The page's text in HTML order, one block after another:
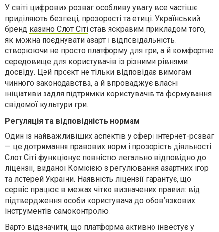
У світі цифрових розваг особливу увагу все частіше
приділяють безпеці, прозорості та етиці. Український
бренд казино Слот Сіті став яскравим прикладом того,
як можна поєднувати азарт і відповідальність,
створюючи не просто платформу для гри, а й комфортне
середовище для користувачів із різними рівнями
досвіду. Цей проєкт не тільки відповідає вимогам
чинного законодавства, а й впроваджує власні
ініціативи задля підтримки користувачів та формування
свідомої культури гри.
Регуляція та відповідність нормам
Один із найважливіших аспектів у сфері інтернет-розваг
— це дотримання правових норм і прозорість діяльності.
Слот Сіті функціонує повністю легально відповідно до
ліцензії, виданої Комісією з регулювання азартних ігор
та лотерей України. Наявність ліцензії гарантує, що
сервіс працює в межах чітко визначених правил: від
підтвердження особи користувача до обов’язкових
інструментів самоконтролю.
Варто відзначити, що платформа активно інвестує у